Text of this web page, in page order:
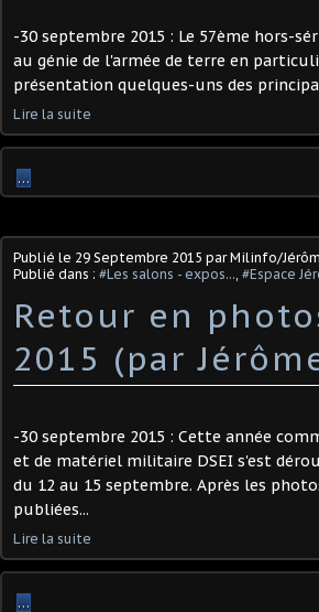
-30 septembre 2015 : Le 57ème hors-
au génie de l'armée de terre en
présentation quelques-uns des
Lire la suite
…
Publié le 29 Septembre 2015 par Milinfo/
Publié dans : #Les salons - expos..., #Espace
Retour en
2015 (par
-30 septembre 2015 : Cette année
et de matériel militaire DSEI s'est
du 12 au 15 septembre. Après les
publiées...
Lire la suite
…